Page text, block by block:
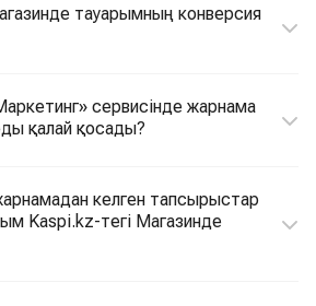
тауарымның конверсия
сервисінде жарнама
қалай қосады?
келген тапсырыстар
Kaspi.kz-тегі Магазинде